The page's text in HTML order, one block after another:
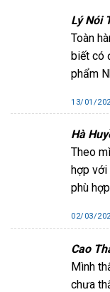
Lý Nói
Toàn
biết có
phẩm
13/01/
Hà
Theo
hợp
phù
02/03/
Cao
Mình
chưa